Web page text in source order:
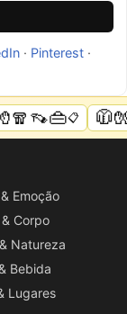
· Pinterest·
📋
Emoção
& Corpo
Natureza
Bebida
Lugares